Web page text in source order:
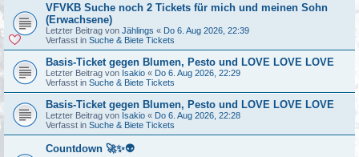
VFVKB Suche noch 2 Tickets für mich und meinen Sohn
(Erwachsene)
Letzter Beitrag von Jählings « Do 6. Aug 2026, 22:39
Verfasst in Suche & Biete Tickets
Basis-Ticket gegen Blumen, Pesto und LOVE LOVE LOVE
Letzter Beitrag von Isakio « Do 6. Aug 2026, 22:29
Verfasst in Suche & Biete Tickets
Basis-Ticket gegen Blumen, Pesto und LOVE LOVE LOVE
Letzter Beitrag von Isakio « Do 6. Aug 2026, 22:28
Verfasst in Suche & Biete Tickets
Countdown 🚀✨👽